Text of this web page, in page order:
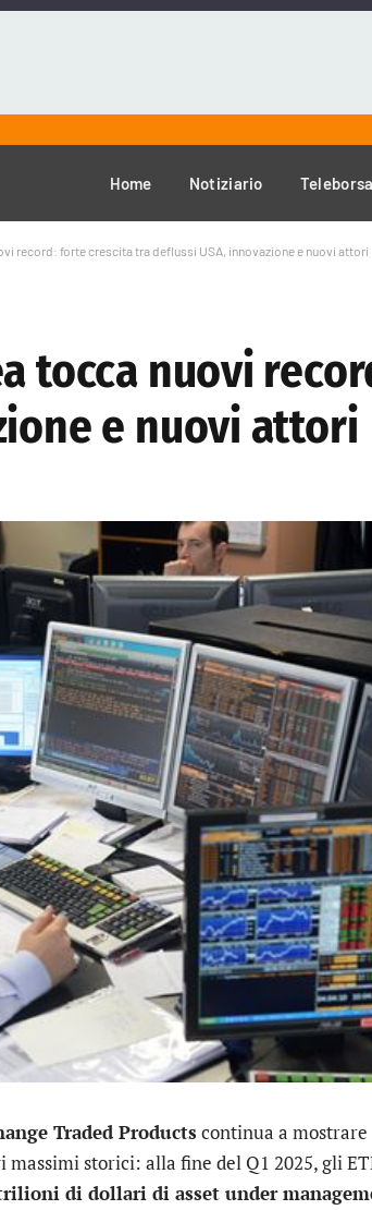
Home Notiziario
record: forte crescita tra deflussi USA, innovazione e nuovi attori
tocca nuovi
e nuovi attori
Traded Productscontinua a mostrare
storici: alla fine del Q1 2025, gli
di dollari di asset under